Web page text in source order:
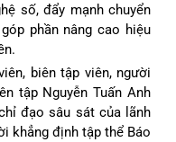
số, đẩy mạnh chuyển
phần nâng cao hiệu
biên tập viên, người
tập Nguyễn Tuấn Anh
đạo sâu sát của lãnh
khẳng định tập thể Báo